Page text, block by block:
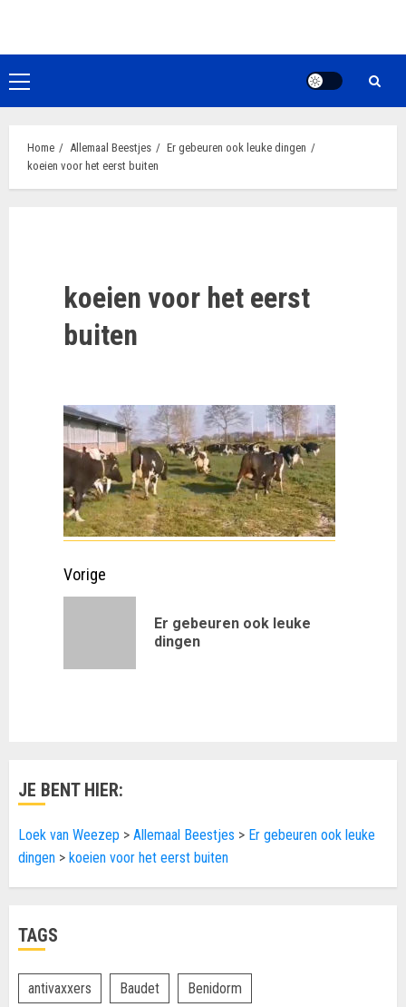
de
inhoudPrimair
menu
Home Allemaal Beestjes
Er gebeuren ook leuke dingen
koeien voor het eerst buiten
koeien voor het eerst
buiten
Doorgaan
Vorige
Er gebeuren ook leuke
dingen
JE BENT HIER:
Loek van Weezep > Allemaal Beestjes > Er gebeuren ook leuke
dingen > koeien voor het eerst buiten
TAGS
antivaxxers Baudet Benidorm